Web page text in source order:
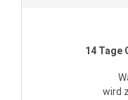
14 Tage
wird